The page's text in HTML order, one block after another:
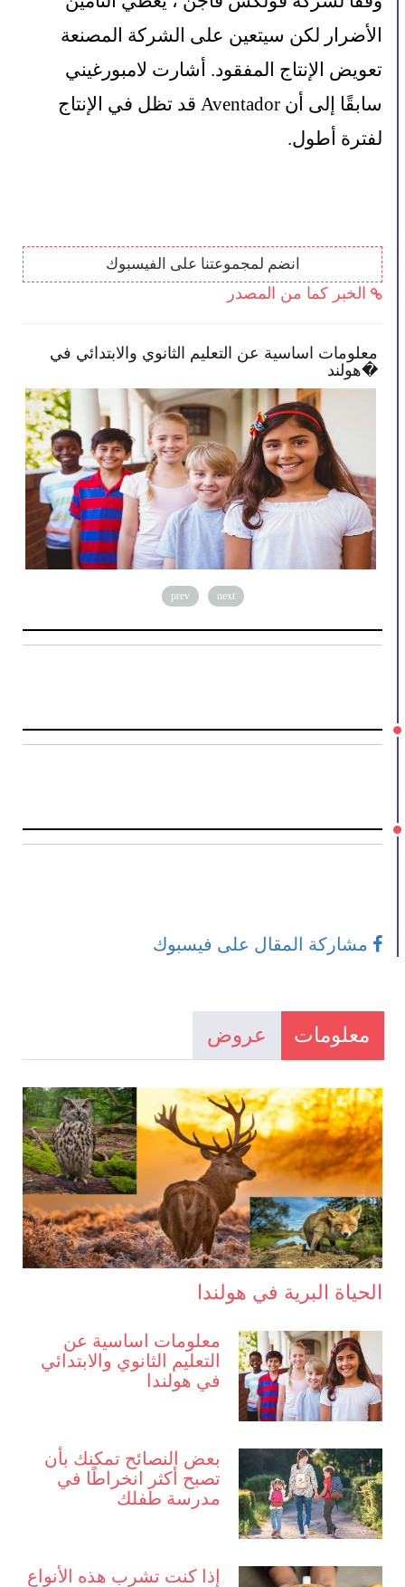
لفترة أطول.
انضم لمجموعتنا على الفيسبوك
الخبر كما من المصدر
معلومات اساسية عن التعليم الثانوي والابتدائي في
هولند�
prev next
مشاركة المقال على فيسبوك
معلومات عروض
الحياة البرية في هولندا
معلومات اساسية عن
التعليم الثانوي والابتدائي
في هولندا
بعض النصائح تمكنك بأن
تصبح أكثر انخراطًا في
مدرسة طفلك
إذا كنت تشرب هذه الأنواع